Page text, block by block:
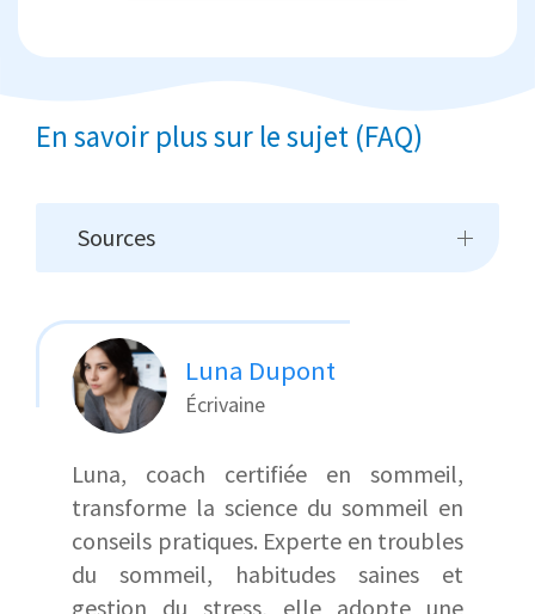
En savoir plus sur le sujet (FAQ)
Sources
Luna Dupont
Écrivaine
Luna, coach certifiée en sommeil,
transforme la science du sommeil en
conseils pratiques. Experte en troubles
du sommeil, habitudes saines et
gestion du stress, elle adopte une